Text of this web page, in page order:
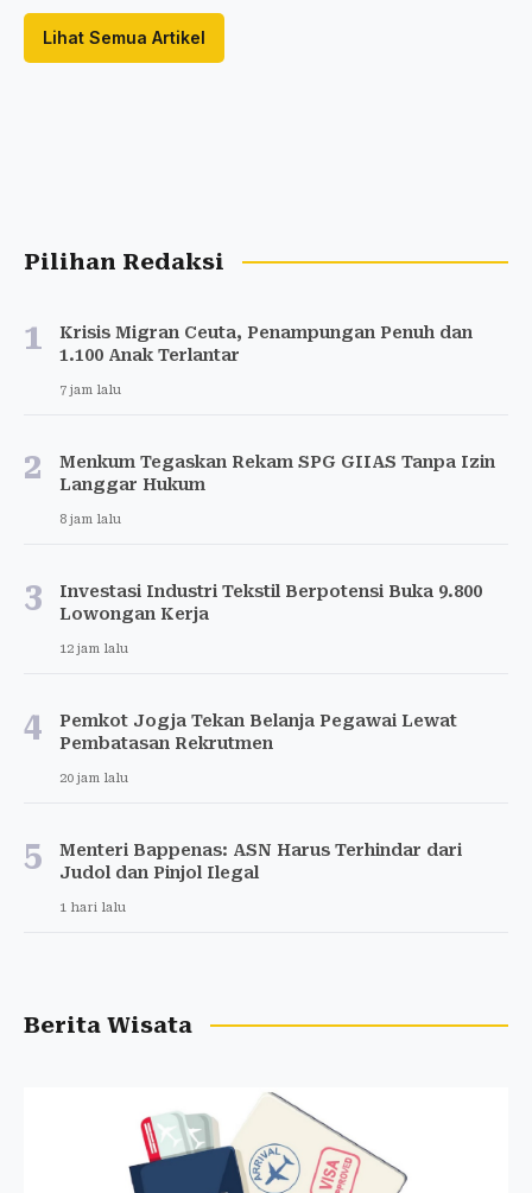
Lihat Semua Artikel
Pilihan Redaksi
1
Krisis Migran Ceuta, Penampungan Penuh dan
1.100 Anak Terlantar
7 jam lalu
2
Menkum Tegaskan Rekam SPG GIIAS Tanpa Izin
Langgar Hukum
8 jam lalu
3
Investasi Industri Tekstil Berpotensi Buka 9.800
Lowongan Kerja
12 jam lalu
4
Pemkot Jogja Tekan Belanja Pegawai Lewat
Pembatasan Rekrutmen
20 jam lalu
5
Menteri Bappenas: ASN Harus Terhindar dari
Judol dan Pinjol Ilegal
1 hari lalu
Berita Wisata